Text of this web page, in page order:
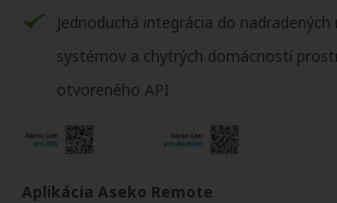
Jednoduchá integrácia do nadradených
systémov a chytrých domácností
otvoreného API
Aplikácia Aseko Remote